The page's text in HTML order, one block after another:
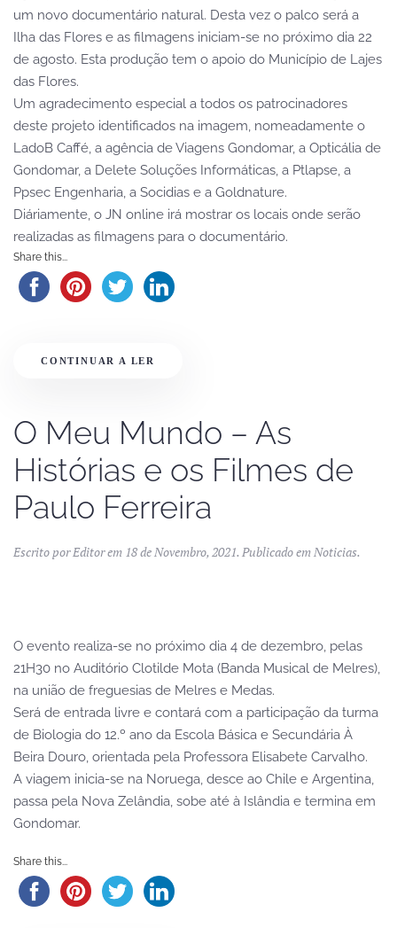
um novo documentário natural. Desta vez o palco será a
Ilha das Flores e as filmagens iniciam-se no próximo dia 22
de agosto. Esta produção tem o apoio do Município de Lajes
das Flores.
Um agradecimento especial a todos os patrocinadores
deste projeto identificados na imagem, nomeadamente o
LadoB Caffé, a agência de Viagens Gondomar, a Opticália de
Gondomar, a Delete Soluções Informáticas, a Ptlapse, a
Ppsec Engenharia, a Socidias e a Goldnature.
Diáriamente, o JN online irá mostrar os locais onde serão
realizadas as filmagens para o documentário.
Share this...
CONTINUAR A LER
O Meu Mundo – As
Histórias e os Filmes de
Paulo Ferreira
Escrito porEditorem 18 de Novembro, 2021. Publicado emNoticias.
O evento realiza-se no próximo dia 4 de dezembro, pelas
21H30 no Auditório Clotilde Mota (Banda Musical de Melres),
na união de freguesias de Melres e Medas.
Será de entrada livre e contará com a participação da turma
de Biologia do 12.º ano da Escola Básica e Secundária À
Beira Douro, orientada pela Professora Elisabete Carvalho.
A viagem inicia-se na Noruega, desce ao Chile e Argentina,
passa pela Nova Zelândia, sobe até à Islândia e termina em
Gondomar.
Share this...